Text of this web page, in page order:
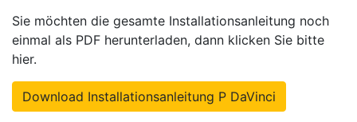
Sie möchten die gesamte Installationsanleitung noch
einmal als PDF herunterladen, dann klicken Sie bitte
hier.
Download Installationsanleitung P DaVinci